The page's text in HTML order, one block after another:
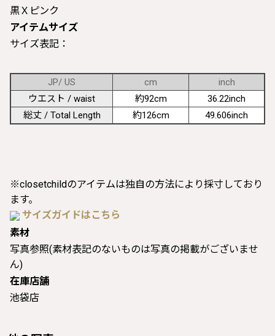
黒Ｘピンク
アイテムサイズ
サイズ表記：
JP/ US cm
inch
ウエスト / waist
約92cm
36.22inch
総丈 / Total Length
約126cm 49.606inch
※closetchildのアイテムは独自の方法により採寸しており
ます。
サイズガイドはこちら
素材
写真参照(素材表記のないものは写真の掲載がございませ
ん)
在庫店舗
池袋店